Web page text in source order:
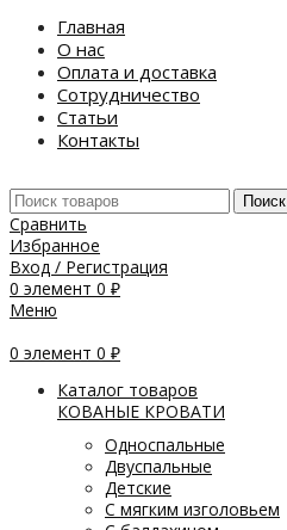
Главная
О нас
Оплата и доставка
Сотрудничество
Статьи
Контакты
Поиск
Сравнить
Избранное
Вход / Регистрация
0 элемент 0 ₽
Меню
0 элемент 0 ₽
Каталог товаров
КОВАНЫЕ КРОВАТИ
Односпальные
Двуспальные
Детские
С мягким изголовьем